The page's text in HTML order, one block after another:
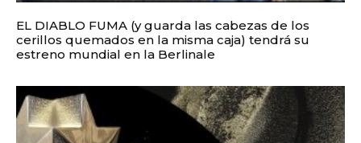
EL DIABLO FUMA (y guarda las cabezas de los
cerillos quemados en la misma caja) tendrá su
estreno mundial en la Berlinale